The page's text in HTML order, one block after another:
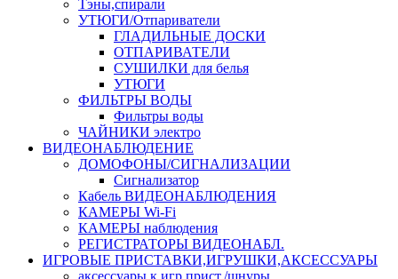
Тэны,спирали
УТЮГИ/Отпариватели
ГЛАДИЛЬНЫЕ ДОСКИ
ОТПАРИВАТЕЛИ
СУШИЛКИ для белья
УТЮГИ
ФИЛЬТРЫ ВОДЫ
Фильтры воды
ЧАЙНИКИ электро
ВИДЕОНАБЛЮДЕНИЕ
ДОМОФОНЫ/СИГНАЛИЗАЦИИ
Сигнализатор
Кабель ВИДЕОНАБЛЮДЕНИЯ
КАМЕРЫ Wi-Fi
КАМЕРЫ наблюдения
РЕГИСТРАТОРЫ ВИДЕОНАБЛ.
ИГРОВЫЕ ПРИСТАВКИ,ИГРУШКИ,АКСЕССУАРЫ
аксесcуары к игр.прист./шнуры